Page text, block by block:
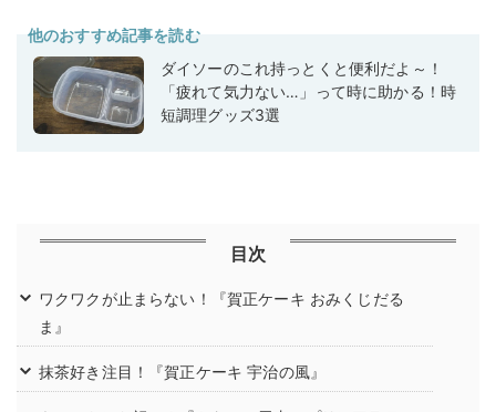
他のおすすめ記事を読む
ダイソーのこれ持っとくと便利だよ～！
「疲れて気力ない…」って時に助かる！時
短調理グッズ3選
目次
ワクワクが止まらない！『賀正ケーキ おみくじだる
ま』
抹茶好き注目！『賀正ケーキ 宇治の風』